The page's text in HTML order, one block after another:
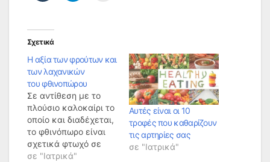
Σχετικά
Η αξία των φρούτων και
των λαχανικών
του φθινοπώρου
Σε αντίθεση με το
πλούσιο καλοκαίρι το
οποίο και διαδέχεται,
το φθινόπωρο είναι
σχετικά φτωχό σε
φρούτα και λαχανικά,
σε "Ιατρικά"
Αυτές είναι οι 10
τροφές που καθαρίζουν
τις αρτηρίες σας
σε "Ιατρικά"